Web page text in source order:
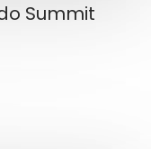
Summit